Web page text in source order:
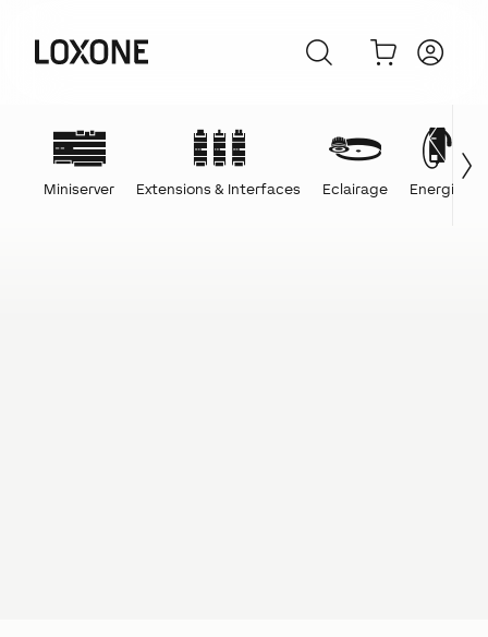
Miniserver Extensions & Interfaces Eclairage Energie